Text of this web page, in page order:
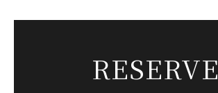
RESERVE